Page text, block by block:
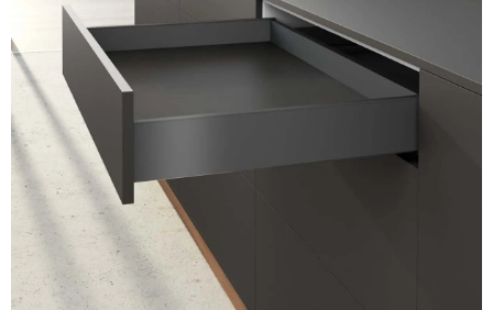
О компании
Оплата и доставка
Рассрочка и кредит
Схема работы
Акции и скидки